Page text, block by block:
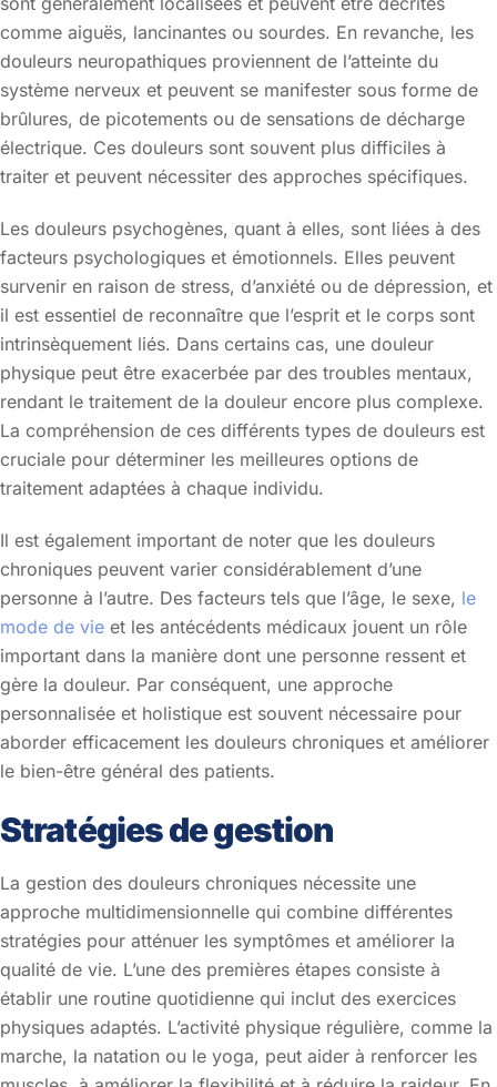
comme aiguës, lancinantes ou sourdes. En revanche, les
douleurs neuropathiques proviennent de l’atteinte du
système nerveux et peuvent se manifester sous forme de
brûlures, de picotements ou de sensations de décharge
électrique. Ces douleurs sont souvent plus difficiles à
traiter et peuvent nécessiter des approches spécifiques.
Les douleurs psychogènes, quant à elles, sont liées à des
facteurs psychologiques et émotionnels. Elles peuvent
survenir en raison de stress, d’anxiété ou de dépression, et
il est essentiel de reconnaître que l’esprit et le corps sont
intrinsèquement liés. Dans certains cas, une douleur
physique peut être exacerbée par des troubles mentaux,
rendant le traitement de la douleur encore plus complexe.
La compréhension de ces différents types de douleurs est
cruciale pour déterminer les meilleures options de
traitement adaptées à chaque individu.
Il est également important de noter que les douleurs
chroniques peuvent varier considérablement d’une
personne à l’autre. Des facteurs tels que l’âge, le sexe, le
mode de vie et les antécédents médicaux jouent un rôle
important dans la manière dont une personne ressent et
gère la douleur. Par conséquent, une approche
personnalisée et holistique est souvent nécessaire pour
aborder efficacement les douleurs chroniques et améliorer
le bien-être général des patients.
Stratégies de gestion
La gestion des douleurs chroniques nécessite une
approche multidimensionnelle qui combine différentes
stratégies pour atténuer les symptômes et améliorer la
qualité de vie. L’une des premières étapes consiste à
établir une routine quotidienne qui inclut des exercices
physiques adaptés. L’activité physique régulière, comme la
marche, la natation ou le yoga, peut aider à renforcer les